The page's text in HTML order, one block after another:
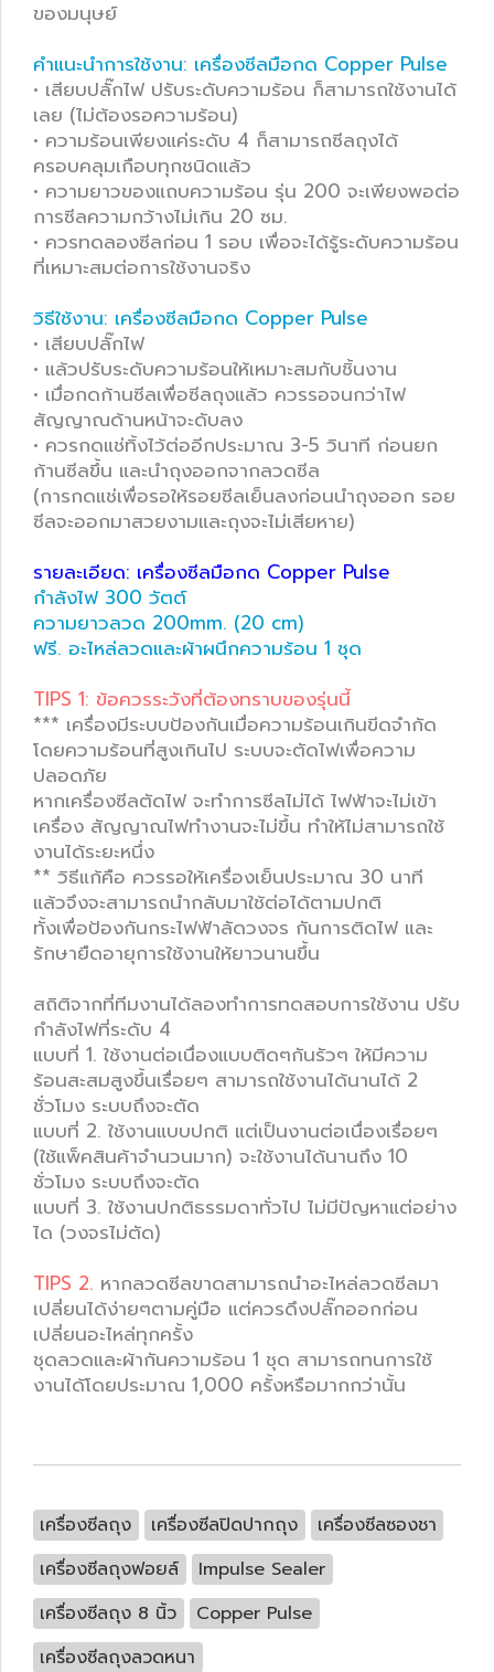
ของมนุษย์
คำแนะนำการใช้งาน: เครื่องซีลมือกด Copper Pulse
• เสียบปลั๊กไฟ ปรับระดับความร้อน ก็สามารถใช้งานได้
เลย (ไม่ต้องรอความร้อน)
• ความร้อนเพียงแค่ระดับ 4 ก็สามารถซีลถุงได้
ครอบคลุมเกือบทุกชนิดแล้ว
• ความยาวของแถบความร้อน รุ่น 200 จะเพียงพอต่อ
การซีลความกว้างไม่เกิน 20 ซม.
• ควรทดลองซีลก่อน 1 รอบ เพื่อจะได้รู้ระดับความร้อน
ที่เหมาะสมต่อการใช้งานจริง
วิธีใช้งาน: เครื่องซีลมือกด Copper Pulse
• เสียบปลั๊กไฟ
• แล้วปรับระดับความร้อนให้เหมาะสมกับชิ้นงาน
• เมื่อกดก้านซีลเพื่อซีลถุงแล้ว ควรรอจนกว่าไฟ
สัญญาณด้านหน้าจะดับลง
• ควรกดแช่ทิ้งไว้ต่ออีกประมาณ 3-5 วินาที ก่อนยก
ก้านซีลขึ้น และนำถุงออกจากลวดซีล
(การกดแช่เพื่อรอให้รอยซีลเย็นลงก่อนนำถุงออก รอย
ซีลจะออกมาสวยงามและถุงจะไม่เสียหาย)
รายละเอียด: เครื่องซีลมือกด Copper Pulse
กำลังไฟ 300 วัตต์
ความยาวลวด 200mm. (20 cm)
ฟรี. อะไหล่ลวดและผ้าผนึกความร้อน 1 ชุด
TIPS 1: ข้อควรระวังที่ต้องทราบของรุ่นนี้
*** เครื่องมีระบบป้องกันเมื่อความร้อนเกินขีดจำกัด
โดยความร้อนที่สูงเกินไป ระบบจะตัดไฟเพื่อความ
ปลอดภัย
หากเครื่องซีลตัดไฟ จะทำการซีลไม่ได้ ไฟฟ้าจะไม่เข้า
เครื่อง สัญญาณไฟทำงานจะไม่ขึ้น ทำให้ไม่สามารถใช้
งานได้ระยะหนึ่ง
** วิธีแก้คือ ควรรอให้เครื่องเย็นประมาณ 30 นาที
แล้วจึงจะสามารถนำกลับมาใช้ต่อได้ตามปกติ
ทั้งเพื่อป้องกันกระไฟฟ้าลัดวงจร กันการติดไฟ และ
รักษายืดอายุการใช้งานให้ยาวนานขึ้น
สถิติจากที่ทีมงานได้ลองทำการทดสอบการใช้งาน ปรับ
กำลังไฟที่ระดับ 4
แบบที่ 1. ใช้งานต่อเนื่องแบบติดๆกันรัวๆ ให้มีความ
ร้อนสะสมสูงขึ้นเรื่อยๆ สามารถใช้งานได้นานได้ 2
ชั่วโมง ระบบถึงจะตัด
แบบที่ 2. ใช้งานแบบปกติ แต่เป็นงานต่อเนื่องเรื่อยๆ
(ใช้แพ็คสินค้าจำนวนมาก) จะใช้งานได้นานถึง 10
ชั่วโมง ระบบถึงจะตัด
แบบที่ 3. ใช้งานปกติธรรมดาทั่วไป ไม่มีปัญหาแต่อย่าง
ได (วงจรไม่ตัด)
TIPS 2. หากลวดซีลขาดสามารถนำอะไหล่ลวดซีลมา
เปลี่ยนได้ง่ายๆตามคู่มือ แต่ควรดึงปลั๊กออกก่อน
เปลี่ยนอะไหล่ทุกครั้ง
ชุดลวดและผ้ากันความร้อน 1 ชุด สามารถทนการใช้
งานได้โดยประมาณ 1,000 ครั้งหรือมากกว่านั้น
เครื่องซีลถุง เครื่องซีลปิดปากถุง
เครื่องซีลซองชา
เครื่องซีลถุงฟอยล์
Impulse Sealer
เครื่องซีลถุง 8 นิ้ว
Copper Pulse
เครื่องซีลถุงลวดหนา